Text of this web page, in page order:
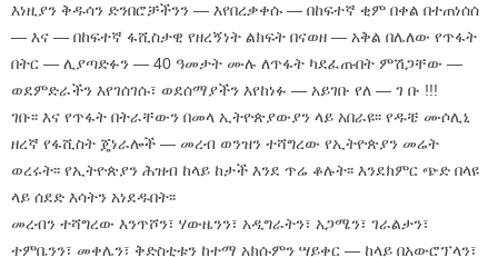
እነዚያን ቅዱሳን ድንበሮቻችንን — እየበረቃቀሱ — በከፍተኛ ቂም በቀል በተጠነሰሰ
— እና — በከፍተኛ ፋሺስታዊ የዘረኝነት ልክፍት በናወዘ — አቅል በሌለው የጥፋት
በትር — ሊያጣድፉን — 40 ዓመታት ሙሉ ለጥፋት ካደፈጡበት ምሽጋቸው —
ወደምድራችን እየገሰገሱ፣ ወደሰማያችን እየከነፉ — አይገቡ የለ — ገ ቡ !!!
ገቡ፡፡ እና የጥፋት በትራቸውን በመላ ኢትዮጵያውያን ላይ አበራዩ፡፡ የዱቼ ሙሶሊኒ
ዘረኛ የፋሺስት ጄነራሎች — መረብ ወንዝን ተሻግረው የኢትዮጵያን መሬት
ወረሩት፡፡ የኢትዮጵያን ሕዝብ ከላይ ከታች እንደ ጥሬ ቆሉት፡፡ እንደክምር ጭድ በላዩ
ላይ ሰደድ እሳትን አነደዱበት፡፡
መረብን ተሻግረው እንጥሾን፣ ሃውዜንን፣ አዲግራትን፣ አጋሜን፣ ገራልታን፣
ተምቤንን፣ መቀሌን፣ ቅድስቲቱን ከተማ አክሱምን ሣይቀር — ከላይ በአውሮፕላን፣